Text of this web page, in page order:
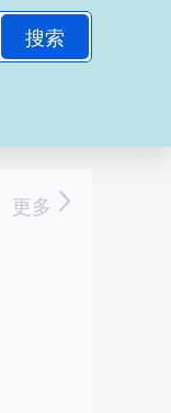
搜索
更多